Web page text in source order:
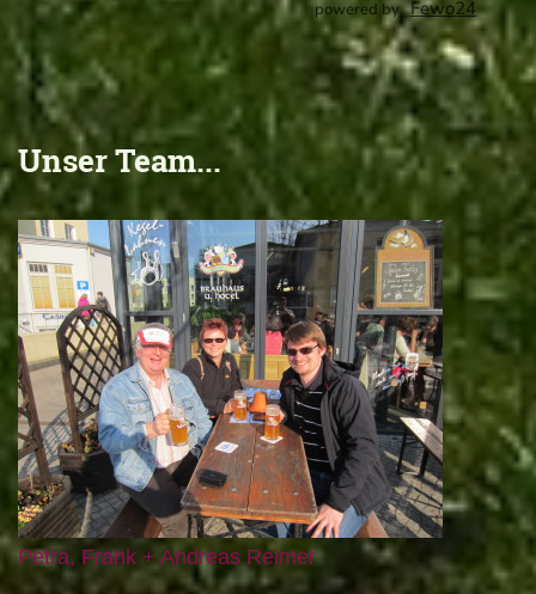
Unser Team...
Petra, Frank + Andreas Reimer